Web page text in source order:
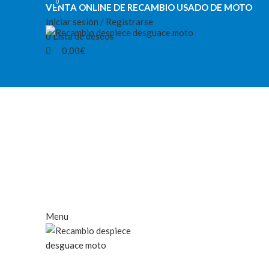
VENTA ONLINE DE RECAMBIO USADO DE MOTO
Iniciar sesión / Registrarse
0Lista de deseos
0,00€
Menu
0